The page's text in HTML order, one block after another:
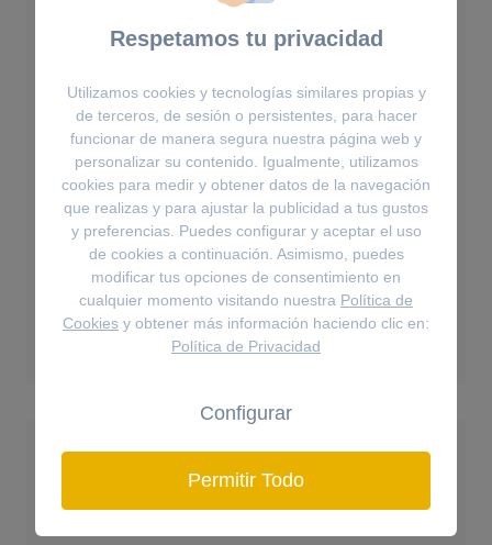
Pulseras
Pulsera Gema
199€
Respetamos tu privacidad
Utilizamos cookies y tecnologías similares propias y
de terceros, de sesión o persistentes, para hacer
funcionar de manera segura nuestra página web y
personalizar su contenido. Igualmente, utilizamos
cookies para medir y obtener datos de la navegación
que realizas y para ajustar la publicidad a tus gustos
y preferencias. Puedes configurar y aceptar el uso
de cookies a continuación. Asimismo, puedes
modificar tus opciones de consentimiento en
cualquier momento visitando nuestra Política de
Cookies y obtener más información haciendo clic en:
Política de Privacidad
Configurar
Permitir Todo